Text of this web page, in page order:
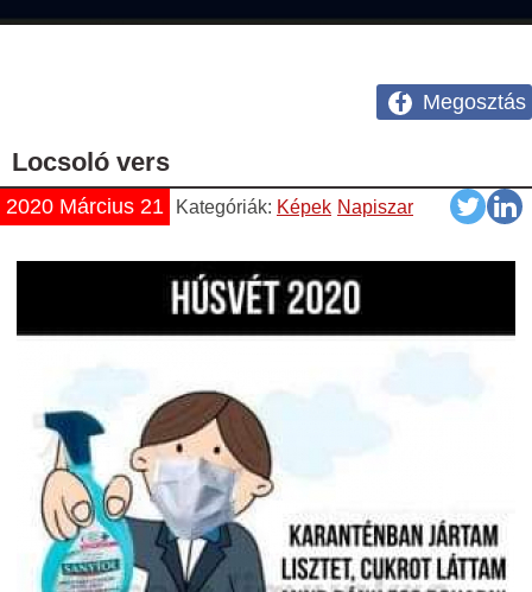
Megosztás
Locsoló vers
2020 Március 21 Kategóriák: Képek Napiszar